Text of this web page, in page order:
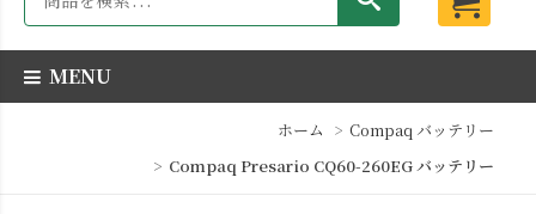
MENU
ホーム
Compaq バッテリー
Compaq Presario CQ60-260EG バッテリー